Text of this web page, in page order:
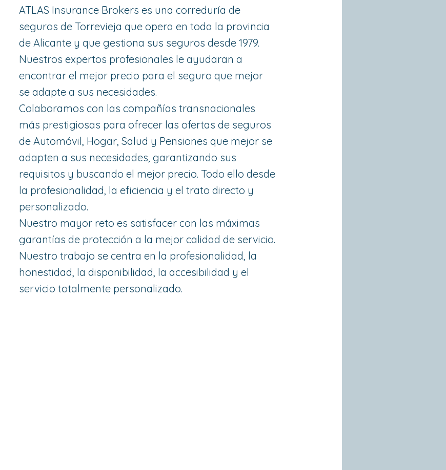
ATLAS Insurance Brokers es una correduría de
seguros de Torrevieja que opera en toda la provincia
de Alicante y que gestiona sus seguros desde 1979.
Nuestros expertos profesionales le ayudaran a
encontrar el mejor precio para el seguro que mejor
se adapte a sus necesidades.
Colaboramos con las compañías transnacionales
más prestigiosas para ofrecer las ofertas de seguros
de Automóvil, Hogar, Salud y Pensiones que mejor se
adapten a sus necesidades, garantizando sus
requisitos y buscando el mejor precio. Todo ello desde
la profesionalidad, la eficiencia y el trato directo y
personalizado.
Nuestro mayor reto es satisfacer con las máximas
garantías de protección a la mejor calidad de servicio.
Nuestro trabajo se centra en la profesionalidad, la
honestidad, la disponibilidad, la accesibilidad y el
servicio totalmente personalizado.